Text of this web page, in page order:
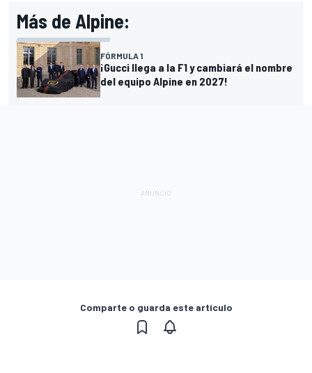
Más de Alpine:
FÓRMULA 1
¡Gucci llega a la F1 y cambiará el nombre
del equipo Alpine en 2027!
Comparte o guarda este artículo